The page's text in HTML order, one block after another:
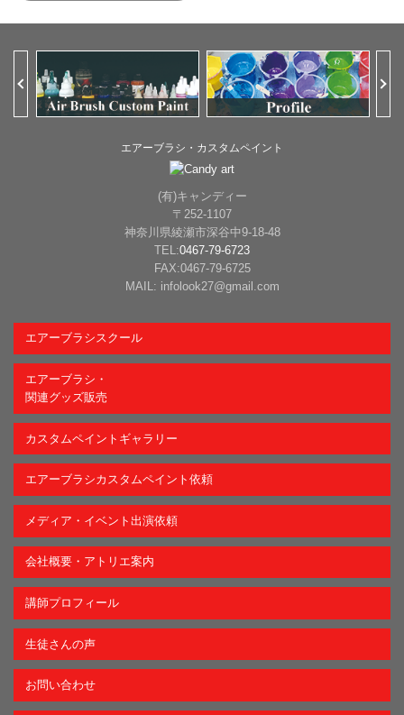
Previous
エアーブラシ・カスタムペイント
(有)キャンディー
〒252-1107
神奈川県綾瀬市深谷中9-18-48
TEL:0467-79-6723
FAX:0467-79-6725
MAIL: infolook27@gmail.com
エアーブラシスクール
エアーブラシ・
関連グッズ販売
カスタムペイントギャラリー
エアーブラシカスタムペイント依頼
メディア・イベント出演依頼
会社概要・アトリエ案内
講師プロフィール
生徒さんの声
お問い合わせ